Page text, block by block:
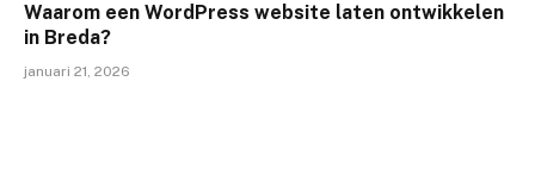
Waarom een WordPress website laten ontwikkelen
in Breda?
januari 21, 2026